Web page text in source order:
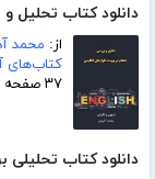
دانلود کتاب تحلیل
از: محمد
کتاب‌های
۳۷ صفحه
دانلود کتاب